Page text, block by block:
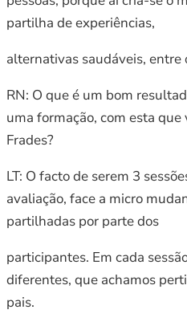
partilha de experiências,
alternativas saudáveis, entre
RN: O que é um bom
uma formação, com esta
Frades?
LT: O facto de serem 3
avaliação, face a micro
partilhadas por parte dos
participantes. Em cada
diferentes, que achamos
pais.